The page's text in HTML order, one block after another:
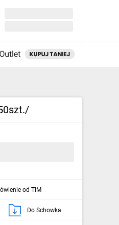
od TIM
Do Schowka